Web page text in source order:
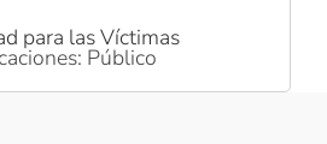
para las Víctimas
Público